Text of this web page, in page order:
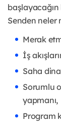
Senden neler
Merak
İş
Saha
Sorumlu
yapmanı,
Program